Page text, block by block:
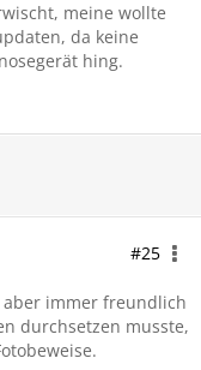
meine wollte
da keine
hing.
#25
aber immer freundlich
durchsetzen musste,